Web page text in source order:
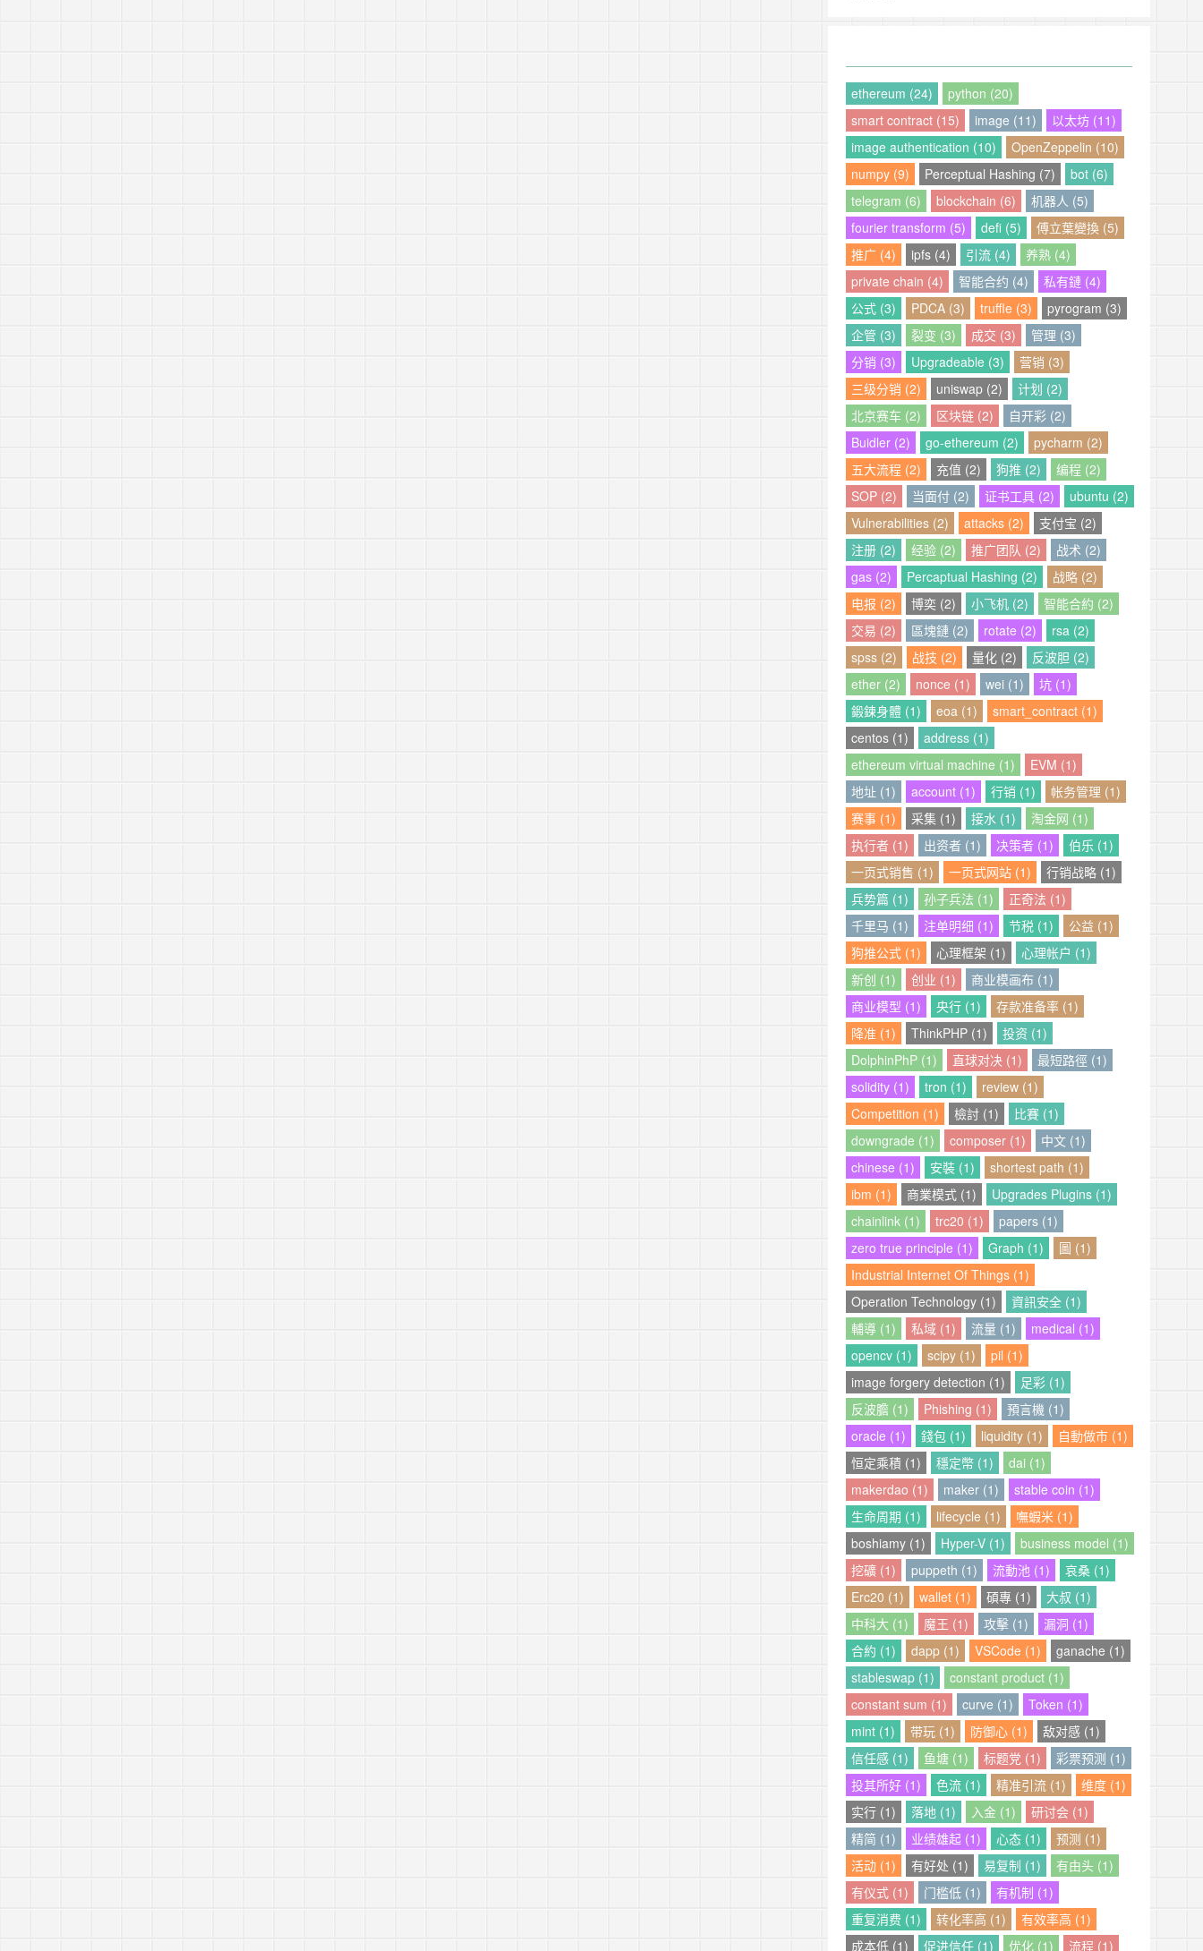
ethereum (24)
python (20)
smart contract (15)
image (11)
以太坊 (11)
image authentication (10)
OpenZeppelin (10)
numpy (9)
Perceptual Hashing (7)
bot (6)
telegram (6)
blockchain (6)
机器人 (5)
fourier transform (5)
defi (5)
傅立葉變換 (5)
推广 (4)
ipfs (4) 引流 (4)
养熟 (4)
private chain (4)
智能合约 (4)
私有鏈 (4)
公式 (3)
PDCA (3) truffle (3)
pyrogram (3)
企管 (3)
裂变 (3) 成交 (3)
管理 (3)
分销 (3)
Upgradeable (3)
营销 (3)
三级分销 (2)
uniswap (2)
计划 (2)
北京赛车 (2)
区块链 (2)
自开彩 (2)
Buidler (2)
go-ethereum (2)
pycharm (2)
五大流程 (2)
充值 (2) 狗推 (2)
编程 (2)
SOP (2)
当面付 (2) 证书工具 (2)
ubuntu (2)
Vulnerabilities (2)
attacks (2)
支付宝 (2)
注册 (2)
经验 (2) 推广团队 (2)
战术 (2)
gas (2)
Percaptual Hashing (2)
战略 (2)
电报 (2)
博奕 (2) 小飞机 (2)
智能合約 (2)
交易 (2)
區塊鏈 (2) rotate (2)
rsa (2)
spss (2)
战技 (2) 量化 (2)
反波胆 (2)
ether (2)
nonce (1) wei (1)
坑 (1)
鍛鍊身體 (1)
eoa (1)
smart_contract (1)
centos (1)
address (1)
ethereum virtual machine (1)
EVM (1)
地址 (1)
account (1) 行销 (1)
帐务管理 (1)
赛事 (1)
采集 (1) 接水 (1)
淘金网 (1)
执行者 (1)
出资者 (1) 决策者 (1)
伯乐 (1)
一页式销售 (1)
一页式网站 (1)
行销战略 (1)
兵势篇 (1)
孙子兵法 (1)
正奇法 (1)
千里马 (1)
注单明细 (1) 节税 (1)
公益 (1)
狗推公式 (1)
心理框架 (1)
心理帐户 (1)
新创 (1)
创业 (1)
商业模画布 (1)
商业模型 (1)
央行 (1)
存款准备率 (1)
降准 (1)
ThinkPHP (1)
投资 (1)
DolphinPhP (1)
直球对决 (1)
最短路徑 (1)
solidity (1)
tron (1)
review (1)
Competition (1)
檢討 (1)
比賽 (1)
downgrade (1)
composer (1)
中文 (1)
chinese (1)
安裝 (1)
shortest path (1)
ibm (1)
商業模式 (1)
Upgrades Plugins (1)
chainlink (1)
trc20 (1)
papers (1)
zero true principle (1)
Graph (1)
圖 (1)
Industrial Internet Of Things (1)
Operation Technology (1)
資訊安全 (1)
輔導 (1)
私域 (1) 流量 (1)
medical (1)
opencv (1)
scipy (1)
pil (1)
image forgery detection (1)
足彩 (1)
反波膽 (1)
Phishing (1)
預言機 (1)
oracle (1)
錢包 (1) liquidity (1)
自動做市 (1)
恒定乘積 (1)
穩定幣 (1)
dai (1)
makerdao (1)
maker (1)
stable coin (1)
生命周期 (1)
lifecycle (1)
嘸蝦米 (1)
boshiamy (1)
Hyper-V (1)
business model (1)
挖礦 (1)
puppeth (1) 流動池 (1)
哀桑 (1)
Erc20 (1)
wallet (1) 碩專 (1)
大叔 (1)
中科大 (1)
魔王 (1) 攻擊 (1)
漏洞 (1)
合約 (1)
dapp (1) VSCode (1)
ganache (1)
stableswap (1)
constant product (1)
constant sum (1)
curve (1)
Token (1)
mint (1)
带玩 (1) 防御心 (1)
敌对感 (1)
信任感 (1)
鱼塘 (1) 标题党 (1)
彩票预测 (1)
投其所好 (1)
色流 (1) 精准引流 (1)
维度 (1)
实行 (1)
落地 (1) 入金 (1)
研讨会 (1)
精简 (1)
业绩雄起 (1) 心态 (1)
预测 (1)
活动 (1)
有好处 (1) 易复制 (1)
有由头 (1)
有仪式 (1)
门槛低 (1)
有机制 (1)
重复消费 (1)
转化率高 (1)
有效率高 (1)
成本低 (1)
促进信任 (1) 优化 (1) 流程 (1)